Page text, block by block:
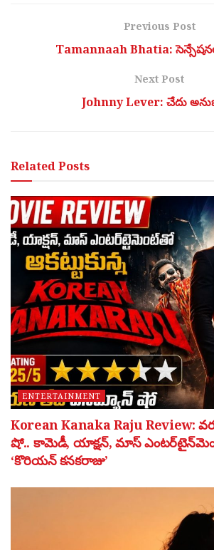
Previous Post
Tamannaah Bhatia:
Next Post
Johnny Lever: చేదు
RelatedPosts
ENTERTAINMENT
Korean Kanaka Raju Review:
షో.. కామెడీ, యాక్షన్, మాస్
‘కొరియన్ కనకరాజు’